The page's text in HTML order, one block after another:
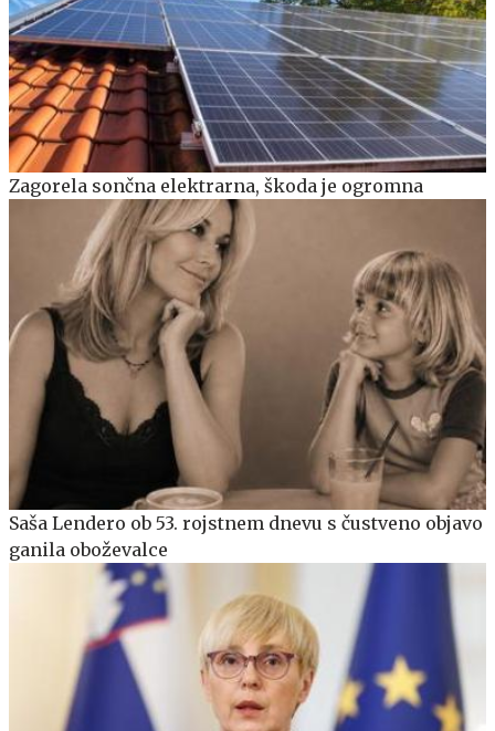
Zagorela sončna elektrarna, škoda je ogromna
Saša Lendero ob 53. rojstnem dnevu s čustveno objavo
ganila oboževalce